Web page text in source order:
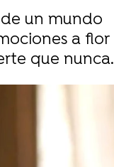
de un mundo
a flor
que nunca.